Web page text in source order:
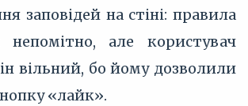
заповідей на стіні: правила
непомітно, але користувач
вільний, бо йому дозволили
«лайк».